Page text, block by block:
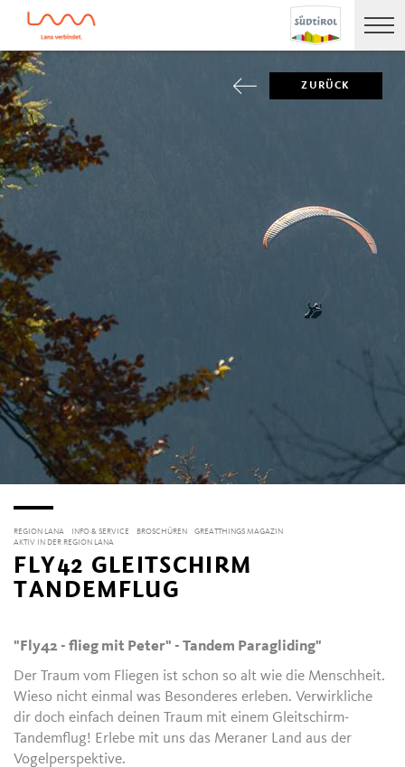
ZURÜCK
REGION LANA INFO & SERVICE BROSCHÜREN
GREATTHINGS MAGAZIN
AKTIV IN DER REGION LANA
FLY42 GLEITSCHIRM
TANDEMFLUG
"Fly42 - flieg mit Peter" - Tandem Paragliding"
Der Traum vom Fliegen ist schon so alt wie die Menschheit.
Wieso nicht einmal was Besonderes erleben. Verwirkliche
dir doch einfach deinen Traum mit einem Gleitschirm-
Tandemflug! Erlebe mit uns das Meraner Land aus der
Vogelperspektive.